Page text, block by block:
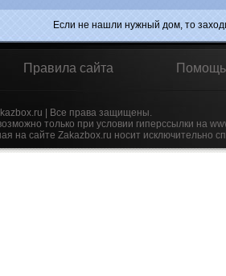
Если не нашли нужный дом, то
Правила сайта Помощь
| Все права защищены.
только при условии гиперссылки на
на сайте Zakazbox.ru носит исключительно